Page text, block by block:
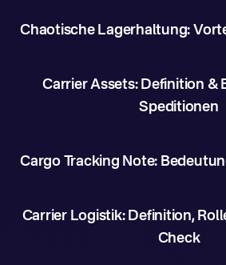
Chaotische Lagerhaltung:
Carrier Assets: Definition &
Speditionen
Cargo Tracking Note:
Carrier Logistik: Definition,
Check